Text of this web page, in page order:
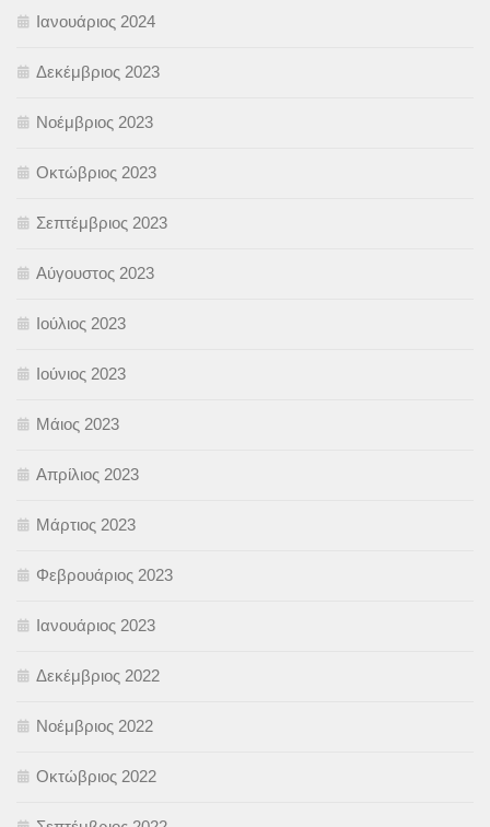
Ιανουάριος 2024
Δεκέμβριος 2023
Νοέμβριος 2023
Οκτώβριος 2023
Σεπτέμβριος 2023
Αύγουστος 2023
Ιούλιος 2023
Ιούνιος 2023
Μάιος 2023
Απρίλιος 2023
Μάρτιος 2023
Φεβρουάριος 2023
Ιανουάριος 2023
Δεκέμβριος 2022
Νοέμβριος 2022
Οκτώβριος 2022